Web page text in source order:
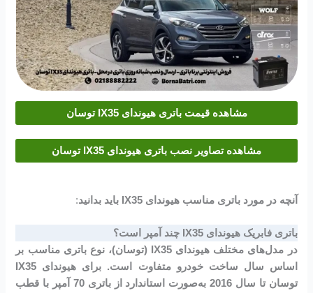
مشاهده قیمت باتری هیوندای IX35 توسان
مشاهده تصاویر نصب باتری هیوندای IX35 توسان
آنچه در مورد باتری مناسب هیوندای IX35 باید بدانید :
باتری فابریک هیوندای IX35 چند آمپر است؟
در مدل‌های مختلف هیوندای IX35 (توسان)، نوع باتری مناسب بر
اساس سال ساخت خودرو متفاوت است. برای هیوندای IX35
توسان تا سال 2016 به‌صورت استاندارد از باتری 70 آمپر با قطب